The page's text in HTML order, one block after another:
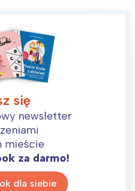
się
newsletter
mieście
za darmo!
dla siebie